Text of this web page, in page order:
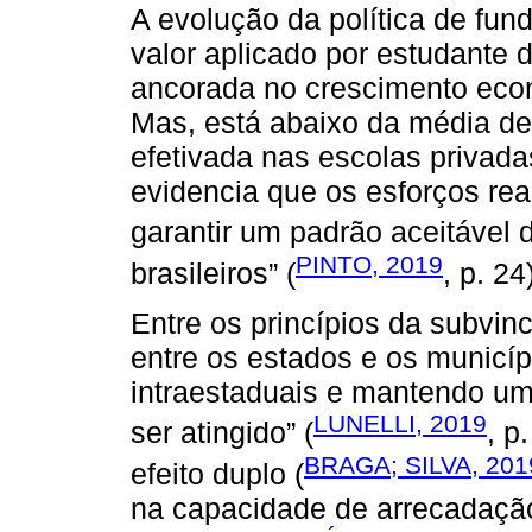
A evolução da política de
valor aplicado por estudante
ancorada no crescimento
Mas, está abaixo da média
efetivada nas escolas
evidencia que os esforços
garantir um padrão aceitável
brasileiros” (PINTO, 2019, p.
Entre os princípios da
entre os estados e os
intraestaduais e mantendo
ser atingido” (LUNELLI, 2019,
efeito duplo (BRAGA; SILVA,
na capacidade de